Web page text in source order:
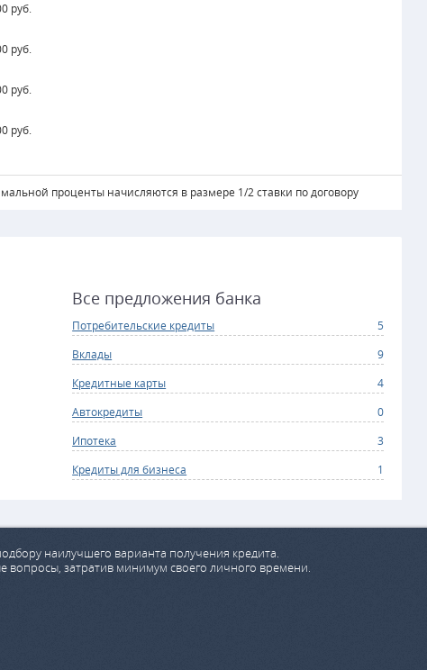
руб.
руб.
руб.
руб.
проценты начисляются в размере 1/2 ставки по договору
Все предложения банка
Потребительские кредиты
5
Вклады
9
Кредитные карты
4
Автокредиты
0
Ипотека
3
Кредиты для бизнеса
1
наилучшего варианта получения кредита.
вопросы, затратив минимум своего личного времени.